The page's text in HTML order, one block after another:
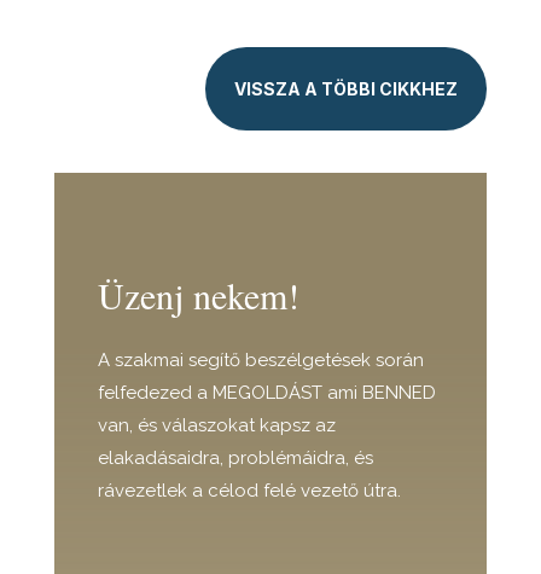
VISSZA A TÖBBI CIKKHEZ
Üzenj nekem!
A szakmai segítő beszélgetések során
felfedezed a MEGOLDÁST ami BENNED
van, és válaszokat kapsz az
elakadásaidra, problémáidra, és
rávezetlek a célod felé vezető útra.